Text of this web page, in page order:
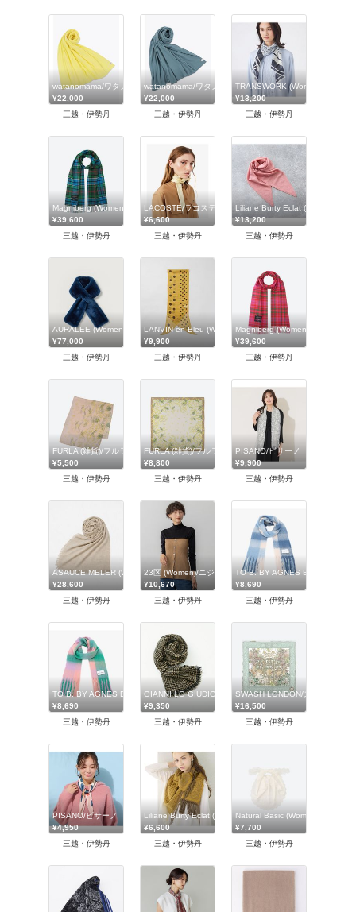
watanomama/ワタノママ
¥22,000
三越・伊勢丹
watanomama/ワタノママ
¥22,000
三越・伊勢丹
TRANSWORK (Women)/トラン
¥13,200
三越・伊勢丹
Magniberg (Women)/マグニバーグ
¥39,600
三越・伊勢丹
LACOSTE/ラコステ
¥6,600
三越・伊勢丹
Liliane Burty Eclat (Women/小さ
¥13,200
三越・伊勢丹
AURALEE (Women)/オーラリー
¥77,000
三越・伊勢丹
LANVIN en Bleu (Women)/ランバン オン ブルー
¥9,900
三越・伊勢丹
Magniberg (Women)/マグニバー
¥39,600
三越・伊勢丹
FURLA (雑貨)/フルラ
¥5,500
三越・伊勢丹
FURLA (雑貨)/フルラ
¥8,800
三越・伊勢丹
PISANO/ピサーノ
¥9,900
三越・伊勢丹
ASAUCE MELER (Women)/アソースメレ
¥28,600
三越・伊勢丹
23区 (Women)/ニジュウサンク
¥10,670
三越・伊勢丹
TO B. BY AGNES B./トゥービー
¥8,690
三越・伊勢丹
TO B. BY AGNES B./トゥービー バイ アニエスベー
¥8,690
三越・伊勢丹
GIANNI LO GIUDICE (Women)/ジャンニロジュディチェ
¥9,350
三越・伊勢丹
SWASH LONDON/スウォッシュ
¥16,500
三越・伊勢丹
PISANO/ピサーノ
¥4,950
三越・伊勢丹
Liliane Burty Eclat (Women/小さいサイズ) /リリアンビュ
¥6,600
三越・伊勢丹
Natural Basic (Women)/ナチュラ
¥7,700
三越・伊勢丹